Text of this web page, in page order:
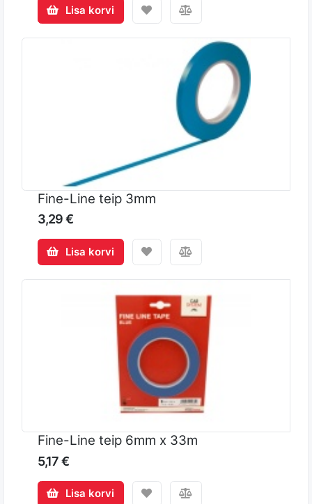
Lisa korvi
Fine-Line teip 3mm
3,29 €
Lisa korvi
Fine-Line teip 6mm x 33m
5,17 €
Lisa korvi